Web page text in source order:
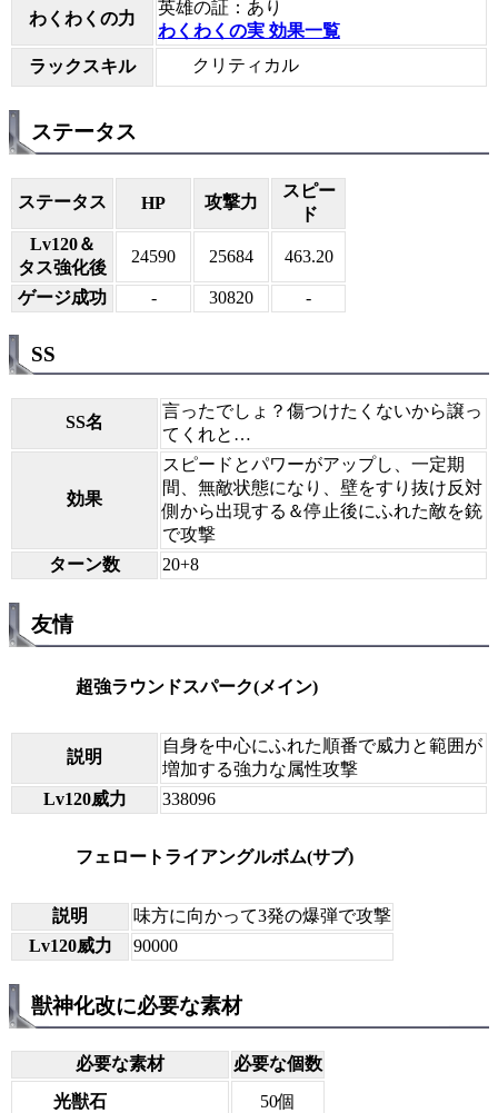
わくわくの力
英雄の証：あり
わくわくの実 効果一覧
ラックスキル
クリティカル
ステータス
ステータス HP 攻撃力
スピー
ド
Lv120＆
タス強化後
24590 25684 463.20
ゲージ成功 - 30820 -
SS
SS名
言ったでしょ？傷つけたくないから譲っ
てくれと…
効果
スピードとパワーがアップし、一定期
間、無敵状態になり、壁をすり抜け反対
側から出現する＆停止後にふれた敵を銃
で攻撃
ターン数
20+8
友情
超強ラウンドスパーク(メイン)
説明
自身を中心にふれた順番で威力と範囲が
増加する強力な属性攻撃
Lv120威力
338096
フェロートライアングルボム(サブ)
説明
味方に向かって3発の爆弾で攻撃
Lv120威力
90000
獣神化改に必要な素材
必要な素材
必要な個数
光獣石
50個